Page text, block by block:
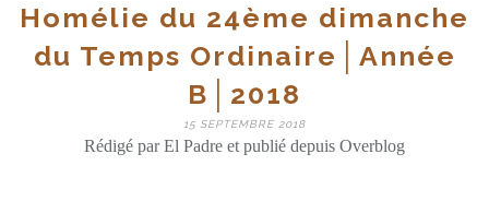
Homélie du 24ème dimanche
du Temps Ordinaire│Année
B│2018
15 SEPTEMBRE 2018
Rédigé par El Padre et publié depuis Overblog